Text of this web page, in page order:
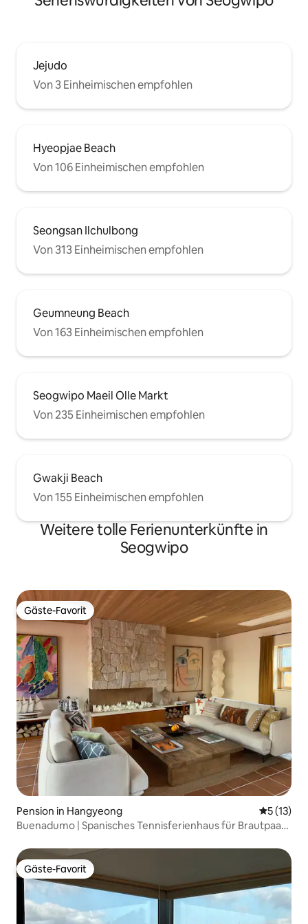
Jejudo
Von 3 Einheimischen empfohlen
Hyeopjae Beach
Von 106 Einheimischen empfohlen
Seongsan Ilchulbong
Von 313 Einheimischen empfohlen
Geumneung Beach
Von 163 Einheimischen empfohlen
Seogwipo Maeil Olle Markt
Von 235 Einheimischen empfohlen
Gwakji Beach
Von 155 Einheimischen empfohlen
Weitere tolle Ferienunterkünfte in
Seogwipo
Gäste-Favorit
Gäste-Favorit
Pension in Hangyeong
5 (13)
Buenadumo | Spanisches Tennisferienhaus für Brautpaare
Gäste-Favorit
Gäste-Favorit